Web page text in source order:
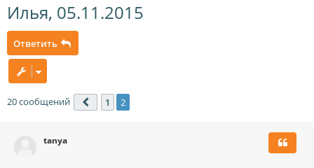
Илья, 05.11.2015
Ответить
20 сообщений Пред.
1 2
tanya